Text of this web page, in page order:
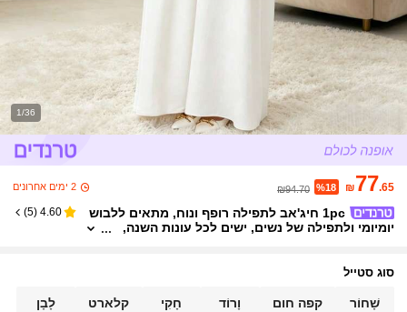
1/36
₪77.65
%18
₪94.70 2 ימים אחרונים
1pc חיג'אב לתפילה רופף ונוח, מתאים ללבוש
יומיומי ולתפילה של נשים, ישים לכל עונות השנה,
4.60
(
5
)
סוג סטייל
שָׁחוֹר קפה חום וָרוֹד חָקִי קלארט לָבָן